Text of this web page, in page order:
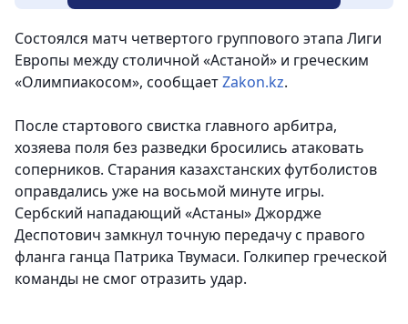
Состоялся матч четвертого группового этапа Лиги
Европы между столичной «Астаной» и греческим
«Олимпиакосом», сообщаетZakon.kz.
После стартового свистка главного арбитра,
хозяева поля без разведки бросились атаковать
соперников. Старания казахстанских футболистов
оправдались уже на восьмой минуте игры.
Сербский нападающий «Астаны» Джордже
Деспотович замкнул точную передачу с правого
фланга ганца Патрика Твумаси. Голкипер греческой
команды не смог отразить удар.